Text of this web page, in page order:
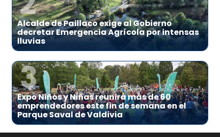
Alcalde de Paillaco exige al Gobierno
decretar Emergencia Agrícola por intensas
lluvias
3
Expo Niños y Niñas reunirá más de 60
emprendedores este fin de semana en el
Parque Saval de Valdivia